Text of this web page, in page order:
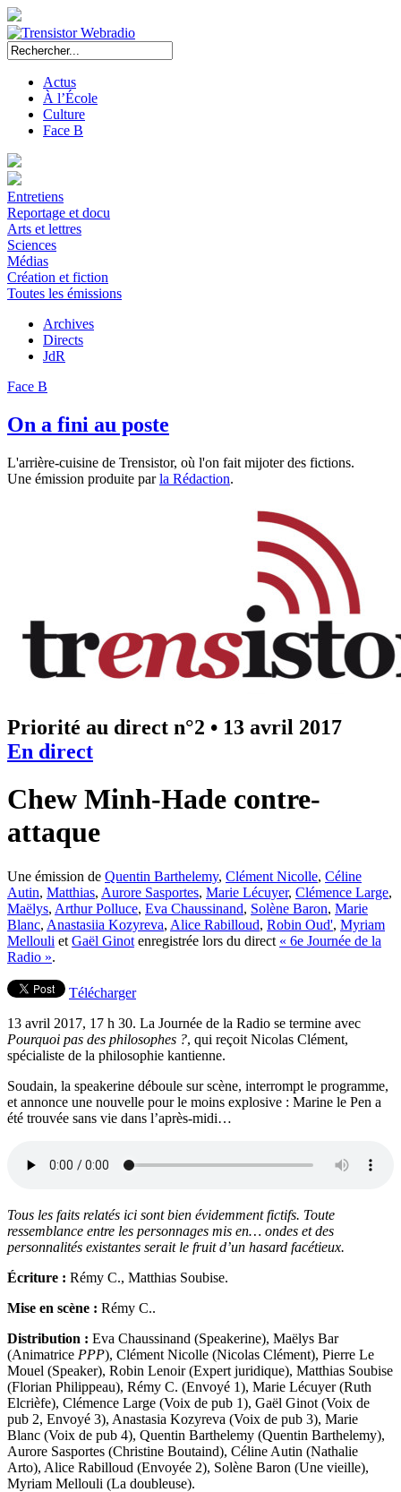
Actus
À l’École
Culture
Face B
Entretiens
Reportage et docu
Arts et lettres
Sciences
Médias
Création et fiction
Toutes les émissions
Archives
Directs
JdR
Face B
On a fini au poste
L'arrière-cuisine de Trensistor, où l'on fait mijoter des fictions.
Une émission produite parla Rédaction.
Priorité au direct n°2 • 13 avril 2017
En direct
Chew Minh-Hade contre-
attaque
Une émission de Quentin Barthelemy, Clément Nicolle, Céline
Autin, Matthias, Aurore Sasportes, Marie Lécuyer, Clémence Large,
Maëlys, Arthur Polluce, Eva Chaussinand, Solène Baron, Marie
Blanc, Anastasiia Kozyreva, Alice Rabilloud, Robin Oud', Myriam
Mellouli et Gaël Ginot enregistrée lors du direct « 6e Journée de la
Radio ».
Télécharger
13 avril 2017, 17 h 30. La Journée de la Radio se termine avec
Pourquoi pas des philosophes ?, qui reçoit Nicolas Clément,
spécialiste de la philosophie kantienne.
Soudain, la speakerine déboule sur scène, interrompt le programme,
et annonce une nouvelle pour le moins explosive : Marine le Pen a
été trouvée sans vie dans l’après-midi…
Tous les faits relatés ici sont bien évidemment fictifs. Toute
ressemblance entre les personnages mis en… ondes et des
personnalités existantes serait le fruit d’un hasard facétieux.
Écriture : Rémy C., Matthias Soubise.
Mise en scène : Rémy C..
Distribution : Eva Chaussinand (Speakerine), Maëlys Bar
(Animatrice PPP), Clément Nicolle (Nicolas Clément), Pierre Le
Mouel (Speaker), Robin Lenoir (Expert juridique), Matthias Soubise
(Florian Philippeau), Rémy C. (Envoyé 1), Marie Lécuyer (Ruth
Elcrièfe), Clémence Large (Voix de pub 1), Gaël Ginot (Voix de
pub 2, Envoyé 3), Anastasia Kozyreva (Voix de pub 3), Marie
Blanc (Voix de pub 4), Quentin Barthelemy (Quentin Barthelemy),
Aurore Sasportes (Christine Boutaind), Céline Autin (Nathalie
Arto), Alice Rabilloud (Envoyée 2), Solène Baron (Une vieille),
Myriam Mellouli (La doubleuse).